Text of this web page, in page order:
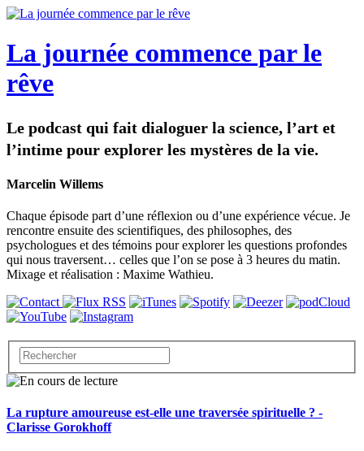
La journée commence par le
rêve
Le podcast qui fait dialoguer la science, l’art et
l’intime pour explorer les mystères de la vie.
Marcelin Willems
Chaque épisode part d’une réflexion ou d’une expérience vécue. Je
rencontre ensuite des scientifiques, des philosophes, des
psychologues et des témoins pour explorer les questions profondes
qui nous traversent… celles que l’on se pose à 3 heures du matin.
Mixage et réalisation : Maxime Wathieu.
La rupture amoureuse est-elle une traversée spirituelle ? -
Clarisse Gorokhoff